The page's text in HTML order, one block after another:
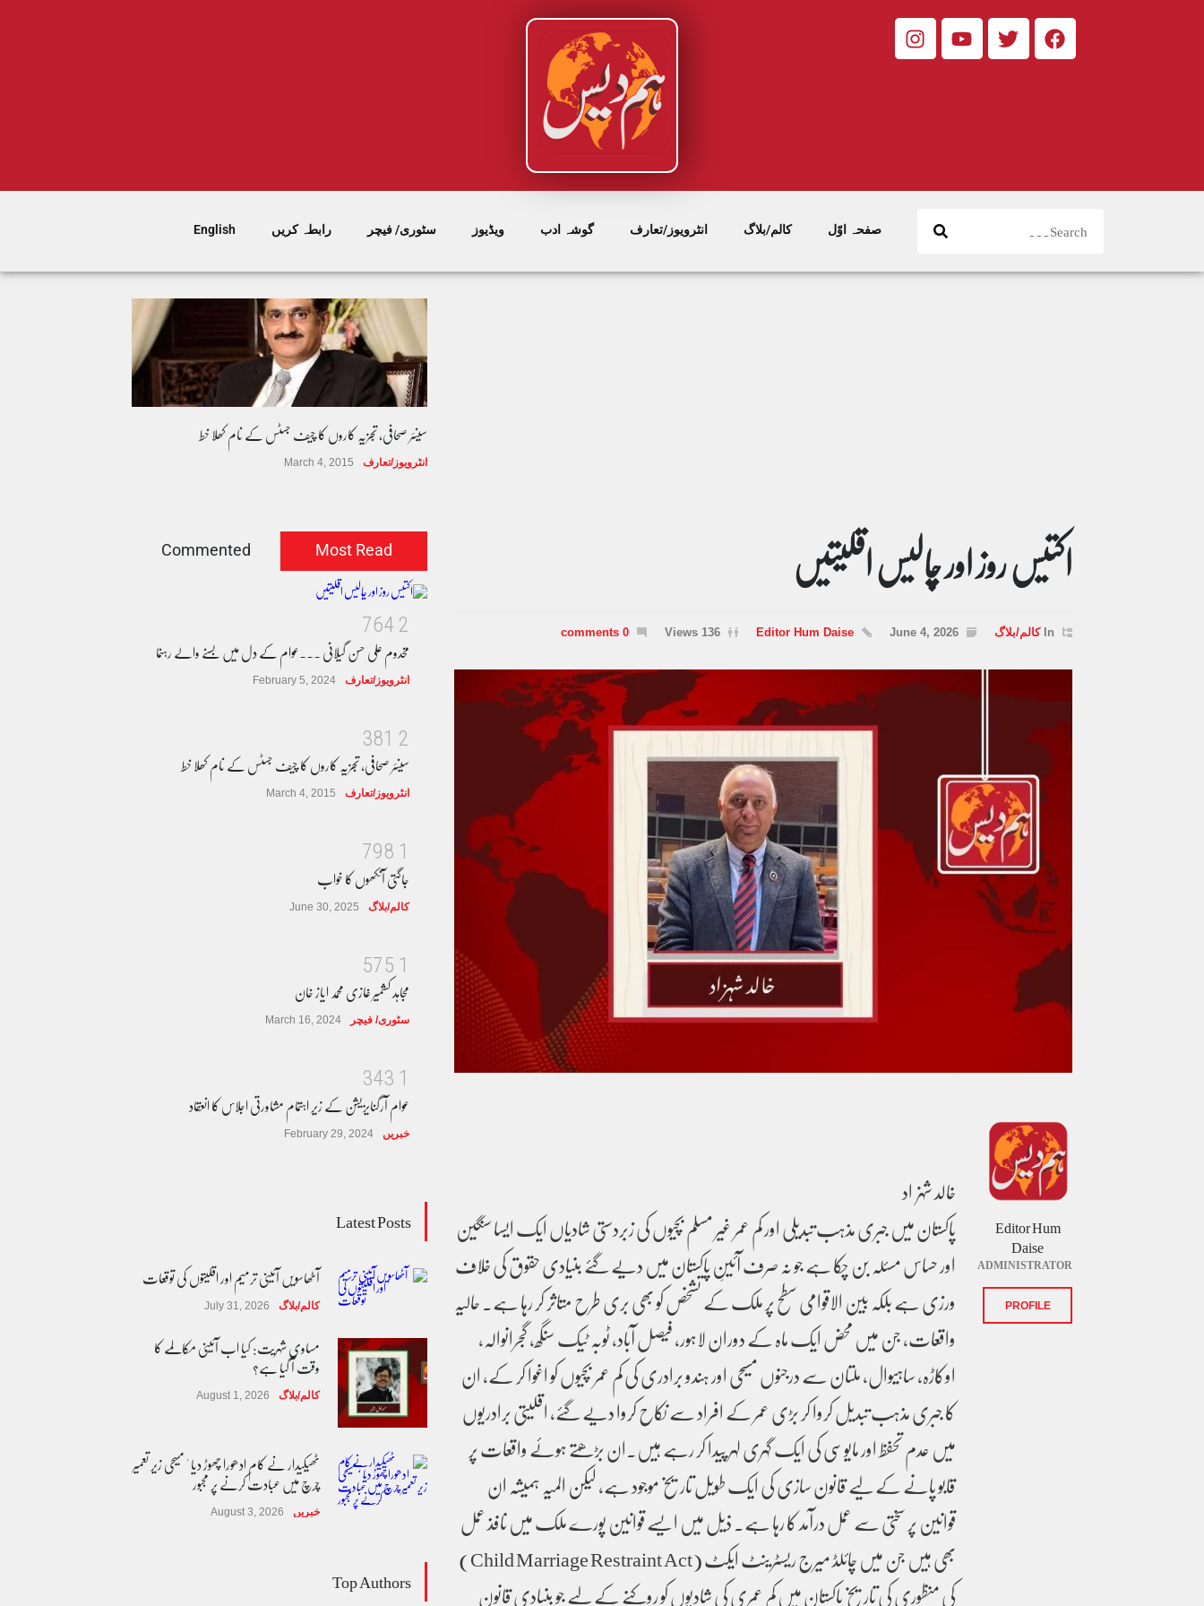
صفحہ اوّل کالم/بلاگ انٹرویوز/تعارف گوشہ ادب ویڈیوز سٹوری/ فیچر رابطہ کریں English
سینئر صحافی، تجزیہ کاروں کا چیف جسٹس کے نام کھلا خط
انٹرویوز/تعارف March 4, 2015
اکتیس روز اور چالیس اقلیتیں
In کالم/بلاگ June 4, 2026
Editor Hum Daise
136 Views
0 comments
خالد شہزاد
پاکستان میں جبری مذہب تبدیلی اور کم عمر غیر مسلم بچیوں کی زبردستی شادیاں ایک ایسا سنگین
اور حساس مسئلہ بن چکا ہے جو نہ صرف آئینِ پاکستان میں دیے گئے بنیادی حقوق کی خلاف
ورزی ہے بلکہ بین الاقوامی سطح پر ملک کے تشخص کو بھی بری طرح متاثر کر رہا ہے۔ حالیہ
واقعات، جن میں محض ایک ماہ کے دوران لاہور، فیصل آباد، ٹوبہ ٹیک سنگھ، گجرانوالہ،
اوکاڑہ، ساہیوال، ملتان سے درجنوں مسیحی اور ہندو برادری کی کم عمر بچیوں کو اغوا کر کے، ان
کا جبری مذہب تبدیل کروا کر بڑی عمر کے افراد سے نکاح کروا دیے گئے، اقلیتی برادریوں
میں عدم تحفظ اور مایوسی کی ایک گہری لہر پیدا کر رہے ہیں۔ان بڑھتے ہوئے واقعات پر
قابو پانے کے لیے قانون سازی کی ایک طویل تاریخ موجود ہے، لیکن المیہ ہمیشہ ان
قوانین پر سختی سے عمل درآمد کا رہا ہے۔ ذیل میں ایسے قوانین پورے ملک میں نافذ عمل
بھی ہیں جن میں چائلڈ میرج ریسٹرینٹ ایکٹ (Child Marriage Restraint Act)
کی منظوری کی تاریخ پاکستان میں کم عمری کی شادیوں کو روکنے کے لیے جو بنیادی قانون
Editor Hum
Daise
ADMINISTRATOR
PROFILE
Most Read
Commented
2
4
6
7
مخدوم علی حسن گیلانی ۔۔۔عوام کے دل میں بسنے والے رہنما
انٹرویوز/تعارف February 5, 2024
2
1
8
3
سینئر صحافی، تجزیہ کاروں کا چیف جسٹس کے نام کھلا خط
انٹرویوز/تعارف March 4, 2015
1
8
9
7
جاگتی آنکھوں کا خواب
کالم/بلاگ June 30, 2025
1
5
7
5
مجاہد کشمیر غازی محمد ایاز خان
سٹوری/ فیچر March 16, 2024
1
3
4
3
عوام آرگنایزیشن کے زیر اہتمام مشاورتی اجلاس کا انعقاد
خبریں February 29, 2024
Latest Posts
آٹھاسویں آئینی ترمیم اور اقلیتوں کی توقعات
کالم/بلاگ July 31, 2026
مساوی شہریت: کیا اب آئینی مکالمے کا
وقت آ گیا ہے؟
کالم/بلاگ August 1, 2026
ٹھیکیدار نے کام ادھورا چھوڑ دیا ' مسیحی زیر تعمیر
چرچ میں عبادت کرنے پر مجبور
خبریں August 3, 2026
Top Authors